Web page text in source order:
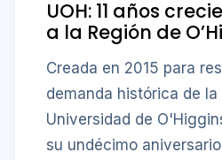
UOH: 11 años
a la Región de
Creada en 2015 para
demanda histórica de la
Universidad de
su undécimo